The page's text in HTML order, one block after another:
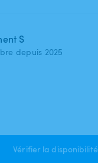
S
depuis 2025
Vérifier la disponibilité